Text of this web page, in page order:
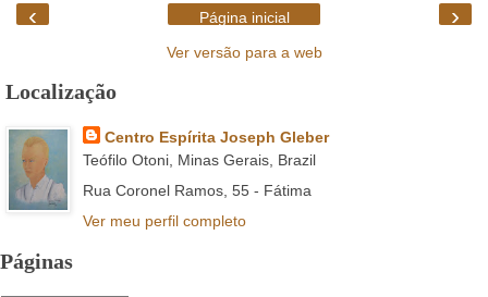
‹ ›
Página inicial
Ver versão para a web
Localização
Centro Espírita Joseph Gleber
Teófilo Otoni, Minas Gerais, Brazil
Rua Coronel Ramos, 55 - Fátima
Ver meu perfil completo
Páginas